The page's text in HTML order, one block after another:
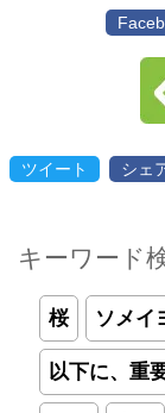
ツイート シェ
キーワード
桜 ソメイ
以下に、重